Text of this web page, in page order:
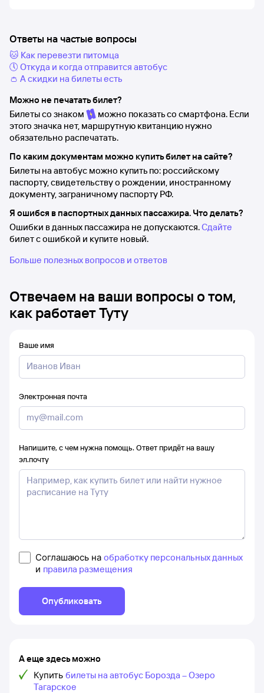
Ответы на частые вопросы
🐱 Как перевезти питомца
🕔 Откуда и когда отправится автобус
👛 А скидки на билеты есть
Можно не печатать билет?
Билеты со знаком
можно показать со смартфона. Если
этого значка нет, маршрутную квитанцию нужно
обязательно распечатать.
По каким документам можно купить билет на сайте?
Билеты на автобус можно купить по: российскому
паспорту, свидетельству о рождении, иностранному
документу, заграничному паспорту РФ.
Я ошибся в паспортных данных пассажира. Что делать?
Ошибки в данных пассажира не допускаются.Сдайте
билет с ошибкой и купите новый.
Больше полезных вопросов и ответов
Отвечаем на ваши вопросы о том,
как работает Туту
Ваше имя
Электронная почта
Напишите, с чем нужна помощь. Ответ придёт на вашу
эл.почту
Соглашаюсь на обработку персональных данных
и правила размещения
Опубликовать
А еще здесь можно
Купить билеты на автобус Борозда – Озеро
Тагарское